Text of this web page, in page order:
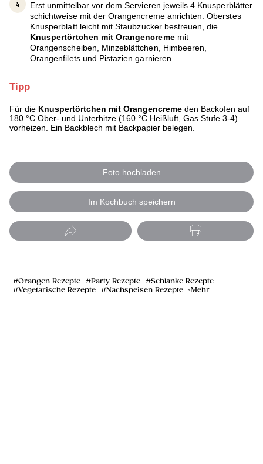
Erst unmittelbar vor dem Servieren jeweils 4 Knusperblätter
schichtweise mit der Orangencreme anrichten. Oberstes
Knusperblatt leicht mit Staubzucker bestreuen, die
Knuspertörtchen mit Orangencreme mit
Orangenscheiben, Minzeblättchen, Himbeeren,
Orangenfilets und Pistazien garnieren.
Tipp
Für die Knuspertörtchen mit Orangencreme den Backofen auf
180 °C Ober- und Unterhitze (160 °C Heißluft, Gas Stufe 3-4)
vorheizen. Ein Backblech mit Backpapier belegen.
Foto hochladen
Im Kochbuch speichern
Orangen Rezepte Party Rezepte
Schlanke Rezepte
Vegetarische Rezepte
Nachspeisen Rezepte Mehr